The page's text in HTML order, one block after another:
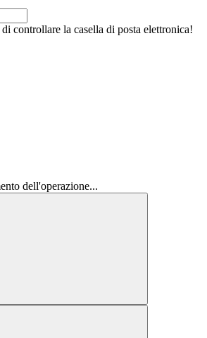
controllare la casella di posta elettronica!
dell'operazione...